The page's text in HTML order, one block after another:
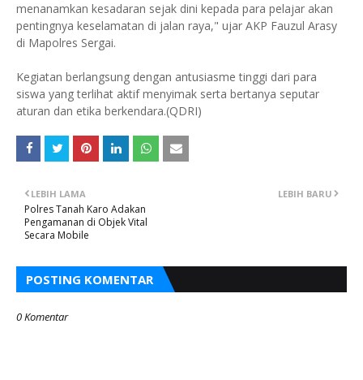
menanamkan kesadaran sejak dini kepada para pelajar akan
pentingnya keselamatan di jalan raya," ujar AKP Fauzul Arasy
di Mapolres Sergai.
Kegiatan berlangsung dengan antusiasme tinggi dari para
siswa yang terlihat aktif menyimak serta bertanya seputar
aturan dan etika berkendara.(QDRI)
LEBIH BARU
LEBIH LAMA
Polres Tanah Karo Adakan
Pengamanan di Objek Vital
Secara Mobile
POSTING KOMENTAR
0 Komentar